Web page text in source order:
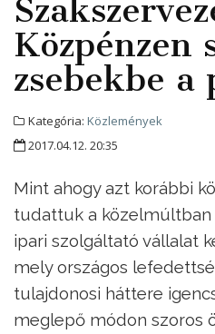
Közpénzen
zsebekbe a
Kategória: Közlemények
2017.04.12. 20:35
Mint ahogy azt korábbi
tudattuk a közelmúltban
ipari szolgáltató vállalat
mely országos
tulajdonosi háttere
meglepő módon szoros